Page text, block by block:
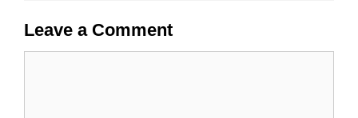
Leave a Comment